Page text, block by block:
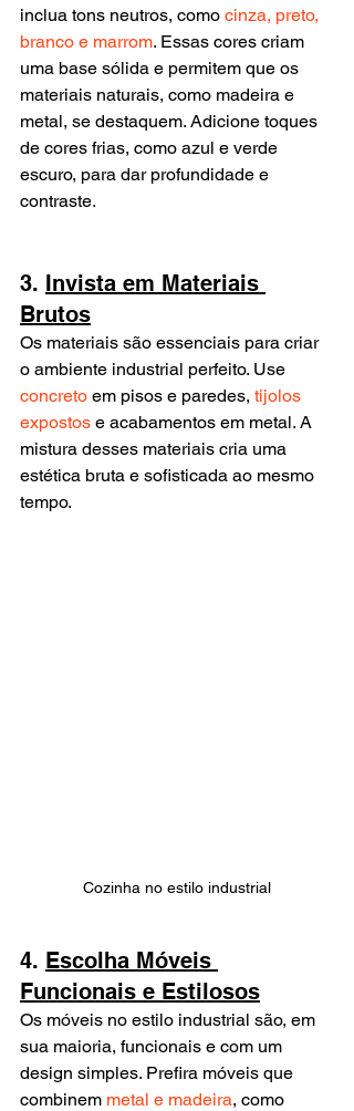
inclua tons neutros, como cinza, preto,
branco e marrom. Essas cores criam
uma base sólida e permitem que os
materiais naturais, como madeira e
metal, se destaquem. Adicione toques
de cores frias, como azul e verde
escuro, para dar profundidade e
contraste.
3. Invista em Materiais
Brutos
Os materiais são essenciais para criar
o ambiente industrial perfeito. Use
concreto em pisos e paredes, tijolos
expostos e acabamentos em metal. A
mistura desses materiais cria uma
estética bruta e sofisticada ao mesmo
tempo.
Cozinha no estilo industrial
4. Escolha Móveis
Funcionais e Estilosos
Os móveis no estilo industrial são, em
sua maioria, funcionais e com um
design simples. Prefira móveis que
combinem metal e madeira, como